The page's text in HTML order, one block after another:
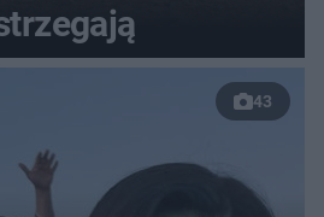
43